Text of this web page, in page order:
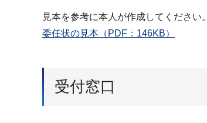
見本を参考に本人が作成してください。
委任状の見本（PDF：146KB）
受付窓口